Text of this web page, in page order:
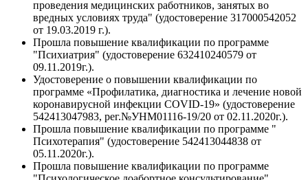
проведения медицинских работников, занятых во
вредных условиях труда" (удостоверение 317000542052
от 19.03.2019 г.).
Прошла повышение квалификации по программе
"Психиатрия" (удостоверение 632410240579 от
09.11.2019г.).
Удостоверение о повышении квалификации по
программе «Профилатика, диагностика и лечение новой
коронавирусной инфекции COVID-19» (удостоверение
542413047983, рег.№УНМ01116-19/20 от 02.11.2020г.).
Прошла повышение квалификации по программе "
Психотерапия" (удостоверение 542413044838 от
05.11.2020г.).
Прошла повышение квалификации по программе